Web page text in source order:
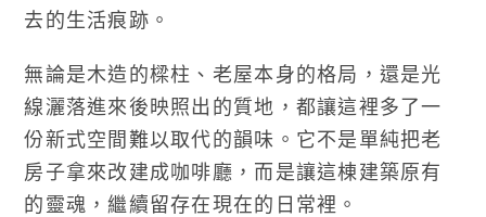
去的生活痕跡。
無論是木造的樑柱、老屋本身的格局，還是光
線灑落進來後映照出的質地，都讓這裡多了一
份新式空間難以取代的韻味。它不是單純把老
房子拿來改建成咖啡廳，而是讓這棟建築原有
的靈魂，繼續留存在現在的日常裡。